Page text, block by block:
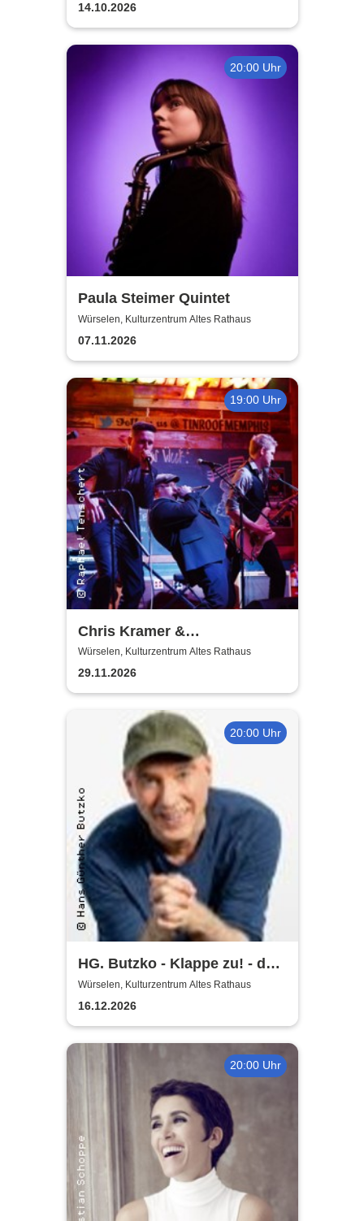
14.10.2026
20:00 Uhr
Paula Steimer Quintet
Würselen, Kulturzentrum Altes Rathaus
07.11.2026
19:00 Uhr
Chris Kramer &
Beatbox'n'Blues
Würselen, Kulturzentrum Altes Rathaus
29.11.2026
20:00 Uhr
HG. Butzko - Klappe zu! - der
satirische Jahresrückblick
Würselen, Kulturzentrum Altes Rathaus
16.12.2026
20:00 Uhr